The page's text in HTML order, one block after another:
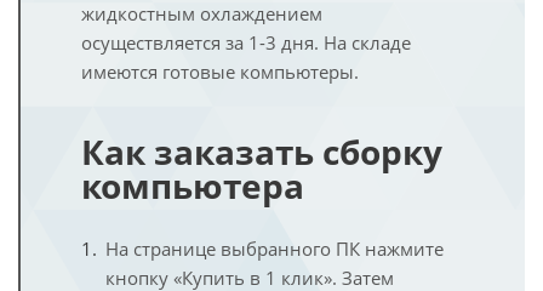
жидкостным охлаждением
осуществляется за 1-3 дня. На складе
имеются готовые компьютеры.
Как заказать сборку
компьютера
На странице выбранного ПК нажмите
кнопку «Купить в 1 клик». Затем